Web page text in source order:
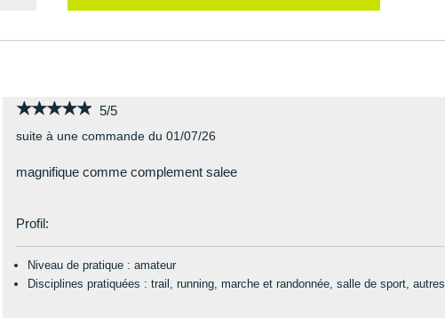
★★★★★
★★★★★ 5/5
suite à une commande du 01/07/26
magnifique comme complement salee
Profil:
Niveau de pratique : amateur
Disciplines pratiquées : trail, running, marche et randonnée, salle de sport, autres